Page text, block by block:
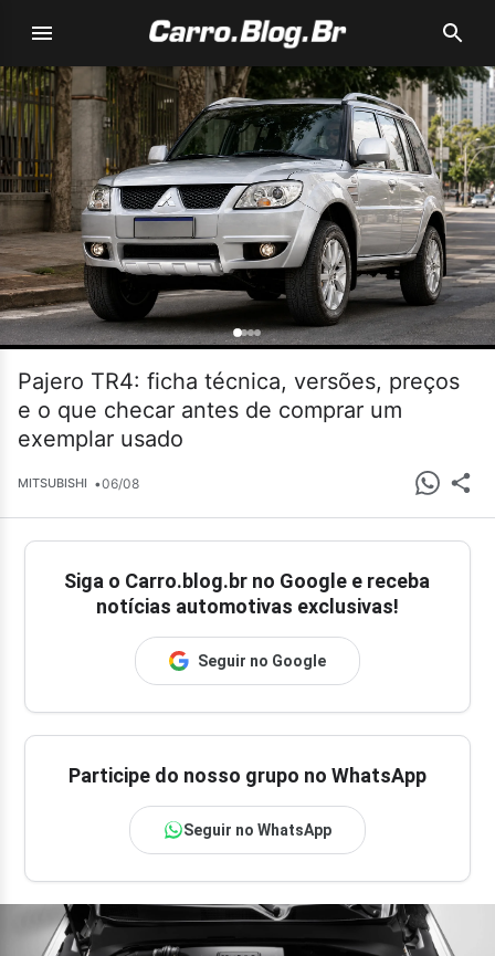
Pajero TR4: ficha técnica, versões, preços
e o que checar antes de comprar um
exemplar usado
MITSUBISHI •06/08
Siga o Carro.blog.br no Google e receba
notícias automotivas exclusivas!
Seguir no Google
Participe do nosso grupo no WhatsApp
Seguir no WhatsApp